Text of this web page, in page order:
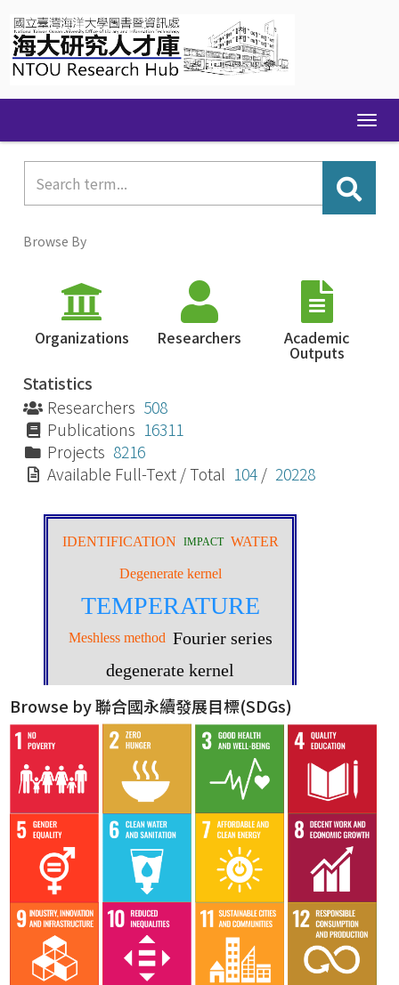
navigation
Browse By
Organizations Researchers Academic
Outputs
Statistics
Researchers 508
Publications 16311
Projects 8216
Available Full-Text / Total 104 / 20228
Browse by 聯合國永續發展目標(SDGs)